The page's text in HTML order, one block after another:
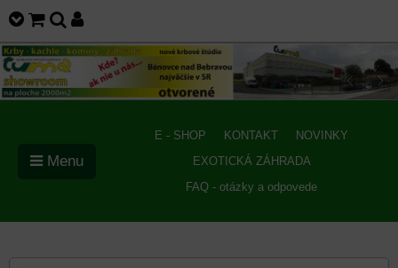
E - SHOP KONTAKT
NOVINKY
EXOTICKÁ ZÁHRADA
FAQ - otázky a odpovede
Menu